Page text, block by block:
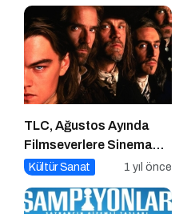
TLC, Ağustos Ayında
Filmseverlere Sinema
Dolu Akşamlar Sunuyor
Kültür Sanat 1 yıl önce